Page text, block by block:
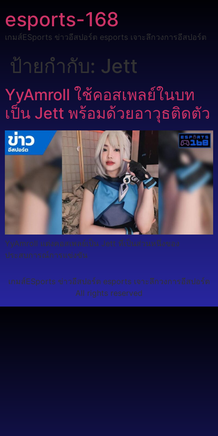
esports-168
เกมส์ESports ข่าวอีสปอร์ต esports เจาะลึกวงการอีสปอร์ต
ป้ายกำกับ: Jett
YyAmroll ใช้คอสเพลย์ในบท
เป็น Jett พร้อมด้วยอาวุธติดตัว
YyAmroll แต่งคอสเพลย์เป็น Jett ที่เป็นส่วนหนึ่งของ
ประสบการณ์การแข่งขัน
เกมส์ESports ข่าวอีสปอร์ต esports เจาะลึกวงการอีสปอร์ต
All rights reserved